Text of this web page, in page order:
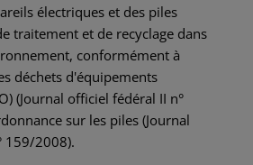
électriques et des piles
traitement et de recyclage dans
conformément à
déchets d'équipements
(Journal officiel fédéral II n°
sur les piles (Journal
159/2008).